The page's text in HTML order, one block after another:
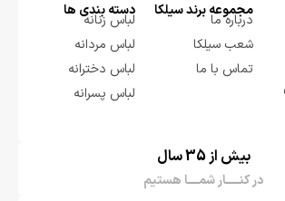
مجموعه برند سيلكا
درباره ما
شعب سیلکا
تماس با ما
دسته بندی ها
لباس زنانه
لباس مردانه
لباس دخترانه
لباس پسرانه
بیش از 35 سال
در کنـــــار شمــــا هستیم